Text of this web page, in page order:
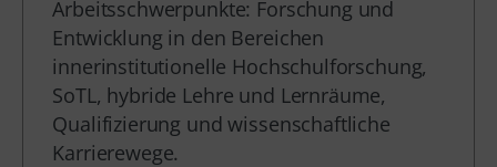
Arbeitsschwerpunkte: Forschung und
Entwicklung in den Bereichen
innerinstitutionelle Hochschulforschung,
SoTL, hybride Lehre und Lernräume,
Qualifizierung und wissenschaftliche
Karrierewege.